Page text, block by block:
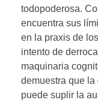
todopoderosa.
encuentra sus
en la praxis de
intento de
maquinaria
demuestra que
puede suplir la